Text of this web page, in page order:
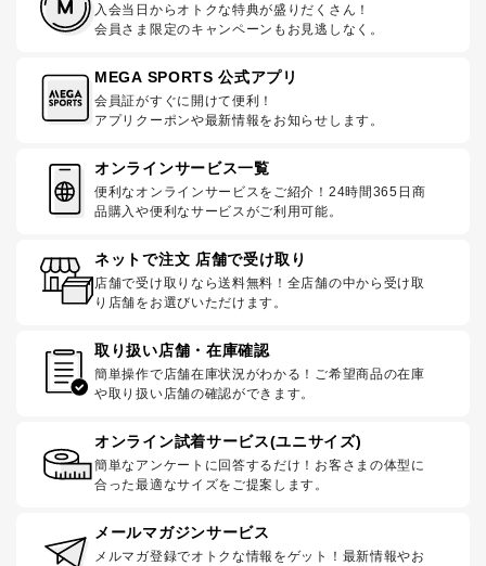
入会当日からオトクな特典が盛りだくさん！
会員さま限定のキャンペーンもお見逃しなく。
MEGA SPORTS 公式アプリ
会員証がすぐに開けて便利！
アプリクーポンや最新情報をお知らせします。
オンラインサービス一覧
便利なオンラインサービスをご紹介！24時間365日商
品購入や便利なサービスがご利用可能。
ネットで注文 店舗で受け取り
店舗で受け取りなら送料無料！全店舗の中から受け取
り店舗をお選びいただけます。
取り扱い店舗・在庫確認
簡単操作で店舗在庫状況がわかる！ご希望商品の在庫
や取り扱い店舗の確認ができます。
オンライン試着サービス(ユニサイズ)
簡単なアンケートに回答するだけ！お客さまの体型に
合った最適なサイズをご提案します。
メールマガジンサービス
メルマガ登録でオトクな情報をゲット！最新情報やお